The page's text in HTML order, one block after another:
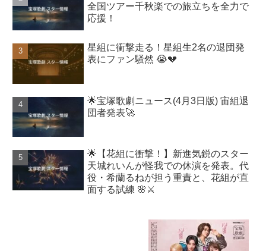
全国ツアー千秋楽での旅立ちを全力で
応援！
星組に衝撃走る！星組生2名の退団発
表にファン騒然 😭💔
🌟宝塚歌劇ニュース(4月3日版) 宙組退
団者発表🚀
🌟【花組に衝撃！】新進気鋭のスター
天城れいんが怪我での休演を発表。代
役・希蘭るねが担う重責と、花組が直
面する試練 🌸⚔️